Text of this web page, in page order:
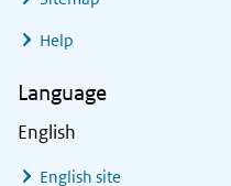
Help
Language
English
English site